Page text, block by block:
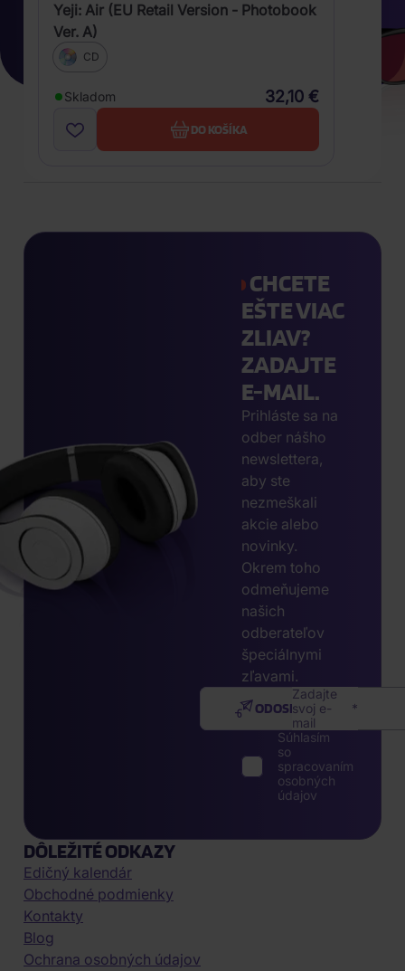
Yeji: Air (EU Retail Version - Photobook
Ver. A)
CD
Skladom 32,10 €
DO KOŠÍKA
CHCETE
EŠTE VIAC
ZLIAV?
ZADAJTE
E-MAIL.
Prihláste sa na
odber nášho
newslettera,
aby ste
nezmeškali
akcie alebo
novinky.
Okrem toho
odmeňujeme
našich
odberateľov
špeciálnymi
zľavami.
Zadajte
svoj e-
mail
ODOSLAŤ
Súhlasím
so
spracovaním
osobných
údajov
DÔLEŽITÉ ODKAZY
Edičný kalendár
Obchodné podmienky
Kontakty
Blog
Ochrana osobných údajov